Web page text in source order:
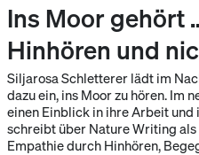
Ins Moor gehört
Hinhören und
Siljarosa Schletterer lädt im
dazu ein, ins Moor zu hören. Im
einen Einblick in ihre Arbeit
schreibt über Nature Writing
Empathie durch Hinhören,